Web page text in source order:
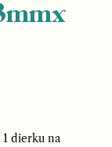
dierku na